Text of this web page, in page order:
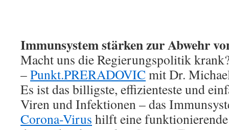
Immunsystem stärken zur Abwehr
Macht uns die Regierungspolitik
–Punkt.PRERADOVIC mit Dr.
Es ist das billigste, effizienteste und
Viren und Infektionen – das
Corona-Virus hilft eine